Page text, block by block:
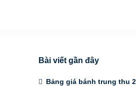
Bài viết gần đây
Bảng giá bánh trung thu